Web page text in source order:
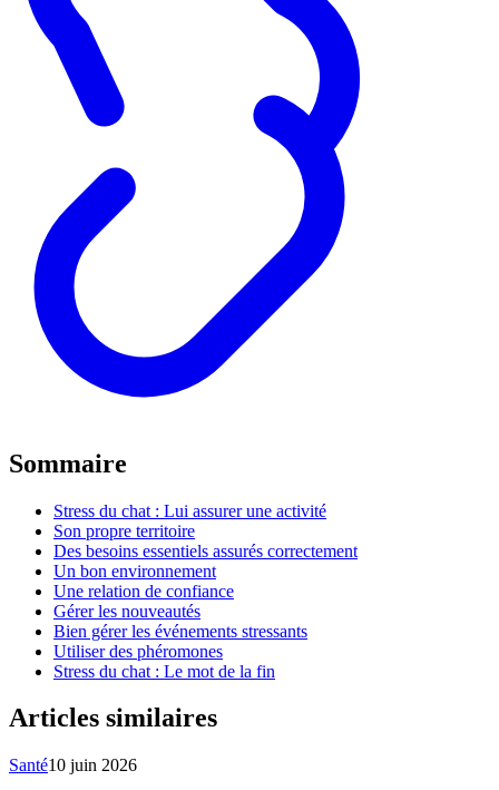
Sommaire
Stress du chat : Lui assurer une activité
Son propre territoire
Des besoins essentiels assurés correctement
Un bon environnement
Une relation de confiance
Gérer les nouveautés
Bien gérer les événements stressants
Utiliser des phéromones
Stress du chat : Le mot de la fin
Articles similaires
Santé10 juin 2026